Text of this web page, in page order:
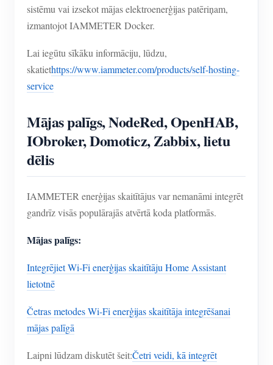
sistēmu vai izsekot mājas elektroenerģijas patēriņam,
izmantojot IAMMETER Docker.
Lai iegūtu sīkāku informāciju, lūdzu,
skatiethttps://www.iammeter.com/products/self-hosting-
service
Mājas palīgs, NodeRed, OpenHAB,
IObroker, Domoticz, Zabbix, lietu
dēlis
IAMMETER enerģijas skaitītājus var nemanāmi integrēt
gandrīz visās populārajās atvērtā koda platformās.
Mājas palīgs:
Integrējiet Wi-Fi enerģijas skaitītāju Home Assistant
lietotnē
Četras metodes Wi-Fi enerģijas skaitītāja integrēšanai
mājas palīgā
Laipni lūdzam diskutēt šeit:Četri veidi, kā integrēt